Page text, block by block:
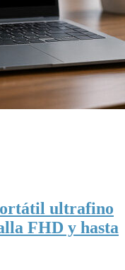
ultrafino
FHD y hasta